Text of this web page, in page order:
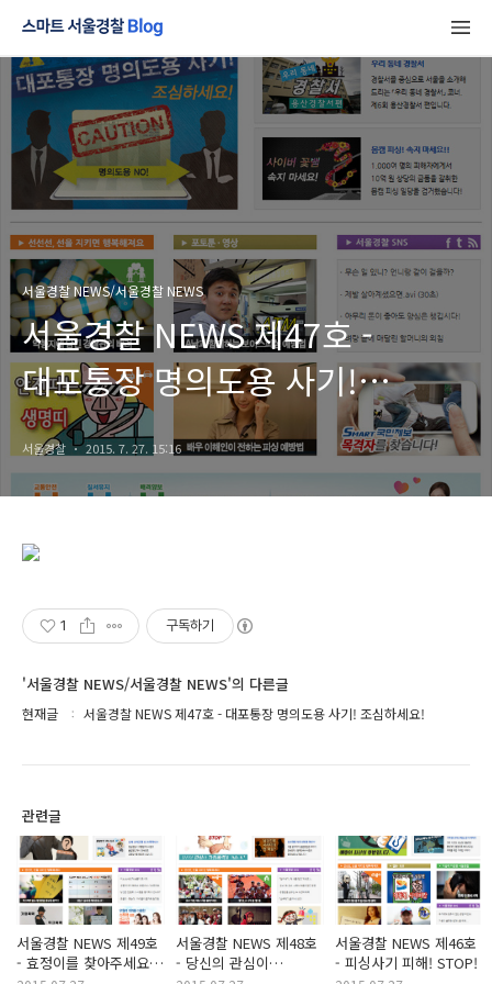
서울경찰 NEWS/서울경찰 NEWS
서울경찰 NEWS 제47호 -
대포통장 명의도용 사기!
조심하세요!
서울경찰 2015. 7. 27. 15:16
1 구독하기
'서울경찰 NEWS/서울경찰 NEWS'의 다른글
현재글 서울경찰 NEWS 제47호 - 대포통장 명의도용 사기! 조심하세요!
관련글
서울경찰 NEWS 제49호
- 효정이를 찾아주세요.
서울경찰 NEWS 제48호
- 당신의 관심이
서울경찰 NEWS 제46호
- 피싱사기 피해! STOP!